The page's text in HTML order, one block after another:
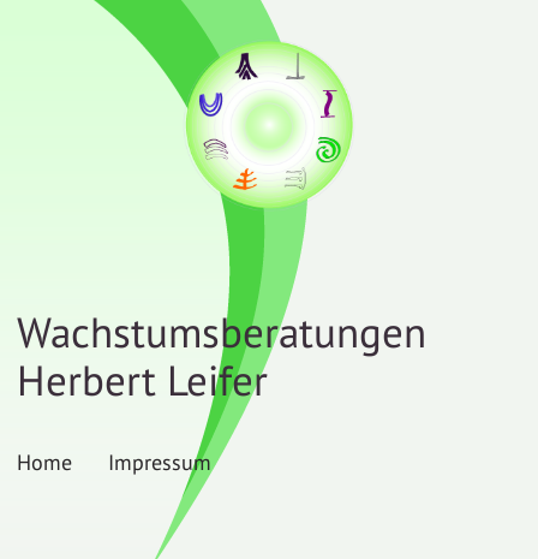
Wachstumsberatungen
Herbert Leifer
Home Impressum